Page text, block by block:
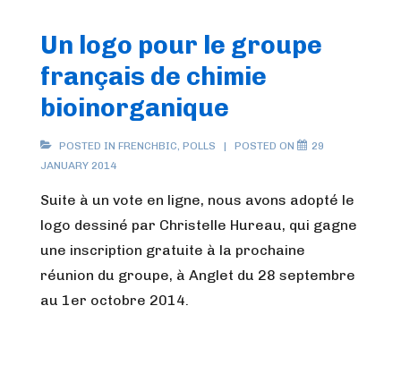
Un logo pour le groupe
français de chimie
bioinorganique
POSTED IN FRENCHBIC, POLLS POSTED ON
29
JANUARY 2014
Suite à un vote en ligne, nous avons adopté le
logo dessiné par Christelle Hureau, qui gagne
une inscription gratuite à la prochaine
réunion du groupe, à Anglet du 28 septembre
au 1er octobre 2014.